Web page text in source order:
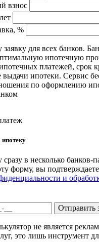
взнос
%
заявку для всех банков.
ипотечную
платежей, срок
выдачи ипотеки. Сервис
по оформлению
сразу в несколько банков-
форму, вы подтверждаете
и
Отправить
не является
это лишь инструмент